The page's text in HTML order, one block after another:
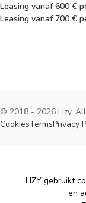
Leasing vanaf 600 €
Leasing vanaf 700 €
© 2018 - 2026 Lizy.
CookiesTermsPrivacy
Cookies
LIZY gebruikt
en